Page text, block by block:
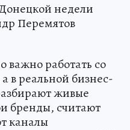
недели
Перемятов
важно работать со
в реальной бизнес-
живые
бренды, считают
каналы